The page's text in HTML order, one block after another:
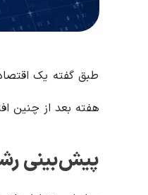
طبق گفته یک
هفته بعد از چنین
پیش‌بینی رشد ۲۱ درصدی بیت‌کوین بر اساس